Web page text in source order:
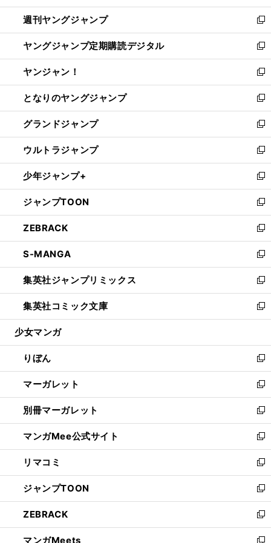
開
く
ウ
で
開
く
ン
ド
ウ
で
開
く
ウ
ィ
ン
ド
ウ
で
開
く
週刊ヤングジャンプ
新
し
い
ウ
ィ
ン
ド
ウ
で
開
く
ヤングジャンプ定期購読デジタル
新
し
い
ウ
ィ
ン
ド
ウ
で
開
く
ヤンジャン！
新
し
い
ウ
ィ
ン
ド
ウ
で
開
く
となりのヤングジャンプ
新
し
い
ウ
ィ
ン
ド
ウ
で
開
く
グランドジャンプ
新
し
い
ウ
ィ
ン
ド
ウ
で
開
く
ウルトラジャンプ
新
し
い
ウ
ィ
ン
ド
ウ
で
開
く
少年ジャンプ+
新
し
い
ウ
ィ
ン
ド
ウ
で
開
く
ジャンプTOON
新
し
い
ウ
ィ
ン
ド
ウ
で
開
ZEBRACK
新
し
い
ウ
ィ
ン
ド
ウ
開
く
S-MANGA
新
し
い
ウ
ィ
ン
ウ
で
開
く
集英社ジャンプリミックス
新
し
い
ウ
ン
ド
ウ
で
開
く
集英社コミック文庫
新
し
ウ
ィ
ン
ド
ウ
で
開
く
少女マンガ
りぼん
新
し
い
ウ
ィ
ン
ド
ウ
で
開
く
マーガレット
新
し
い
ウ
ィ
ン
ド
ウ
で
開
く
別冊マーガレット
新
し
い
ウ
ィ
ン
ド
ウ
で
開
く
マンガMee公式サイト
新
し
い
ウ
ィ
ン
ド
ウ
で
リマコミ
新
し
い
ウ
ィ
ン
ジャンプTOON
新
し
い
ウ
ZEBRACK
新
し
マンガMeets